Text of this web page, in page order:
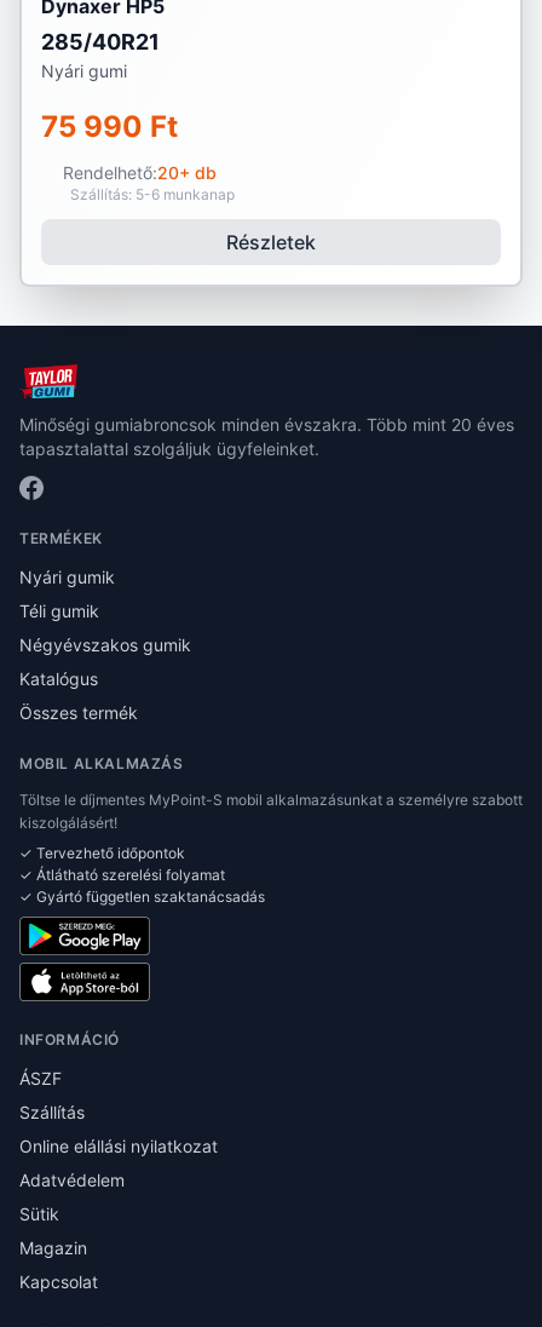
Dynaxer HP5
285/40R21
Nyári gumi
75 990 Ft
Rendelhető:20+ db
Szállítás: 5-6 munkanap
Részletek
Minőségi gumiabroncsok minden évszakra. Több mint 20 éves
tapasztalattal szolgáljuk ügyfeleinket.
TERMÉKEK
Nyári gumik
Téli gumik
Négyévszakos gumik
Katalógus
Összes termék
MOBIL ALKALMAZÁS
Töltse le díjmentes MyPoint-S mobil alkalmazásunkat a személyre szabott
kiszolgálásért!
✓ Tervezhető időpontok
✓ Átlátható szerelési folyamat
✓ Gyártó független szaktanácsadás
INFORMÁCIÓ
ÁSZF
Szállítás
Online elállási nyilatkozat
Adatvédelem
Sütik
Magazin
Kapcsolat